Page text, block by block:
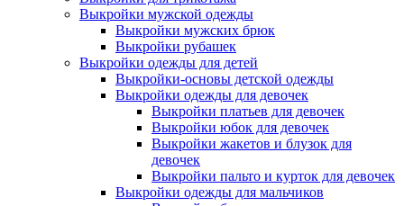
Выкройки мужской одежды
Выкройки мужских брюк
Выкройки рубашек
Выкройки одежды для детей
Выкройки-основы детской одежды
Выкройки одежды для девочек
Выкройки платьев для девочек
Выкройки юбок для девочек
Выкройки жакетов и блузок для
девочек
Выкройки пальто и курток для девочек
Выкройки одежды для мальчиков